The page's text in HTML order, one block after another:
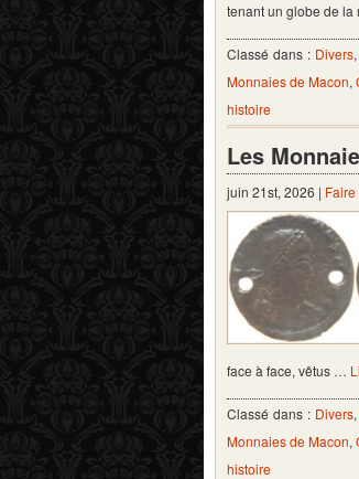
tenant un globe de
Classé dans : Divers,
Monnaies de Macon,
histoire
Les
juin 21st, 2026 |
face à face, vêtus …
Classé dans : Divers,
Monnaies de Macon,
histoire